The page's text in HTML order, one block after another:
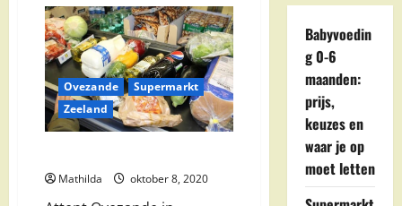
Ovezande
Supermarkt
Zeeland
Mathilda oktober 8, 2020
Babyvoedin
g 0-6
maanden:
prijs,
keuzes en
waar je op
moet letten